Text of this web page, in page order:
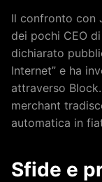
Il confronto con
dei pochi CEO
dichiarato
Internet” e ha
attraverso
merchant
automatica in
Sfide e